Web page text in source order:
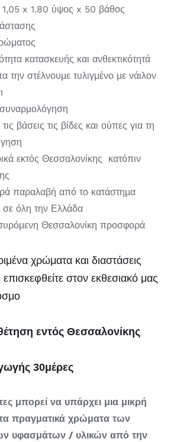
1,05 x 1.80 ύψος x 50 βάθος
κατασκευής και ανθεκτικότητά
την στέλνουμε τυλιγμένο με νάιλον
συναρμολόγηση
βάσεις τις βίδες και ούπες για τη
εκτός Θεσσαλονίκης κατόπιν
παραλαβή από το κατάστημα
όλη την Ελλάδα
Θεσσαλονίκη προσφορά
χρώματα και διαστάσεις
στον εκθεσιακό μας
εντός Θεσσαλονίκης
30μέρες
μπορεί να υπάρχει μια μικρή
πραγματικά χρώματα των
υφασμάτων / υλικών από την